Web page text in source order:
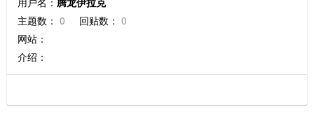
主题数： 0 回贴数： 0
网站：
介绍：